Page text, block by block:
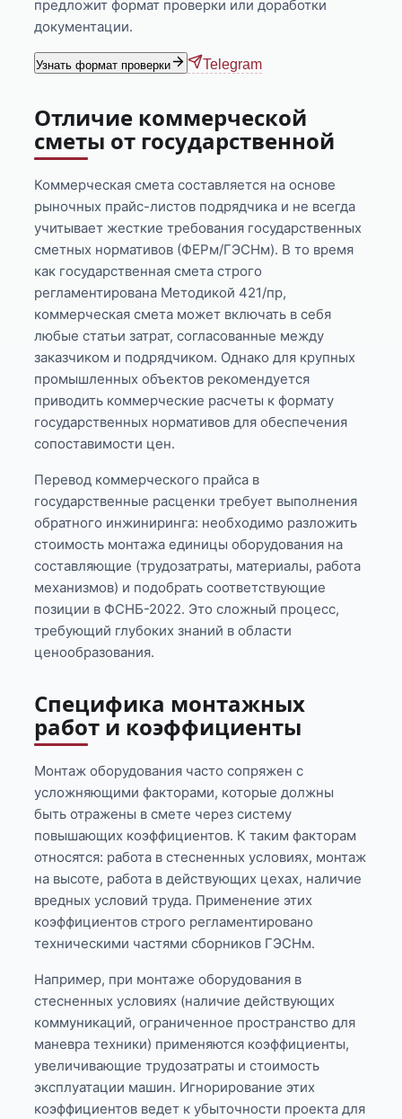
предложит формат проверки или доработки
документации.
Узнать формат проверки Telegram
Отличие коммерческой
сметы от государственной
Коммерческая смета составляется на основе
рыночных прайс-листов подрядчика и не всегда
учитывает жесткие требования государственных
сметных нормативов (ФЕРм/ГЭСНм). В то время
как государственная смета строго
регламентирована Методикой 421/пр,
коммерческая смета может включать в себя
любые статьи затрат, согласованные между
заказчиком и подрядчиком. Однако для крупных
промышленных объектов рекомендуется
приводить коммерческие расчеты к формату
государственных нормативов для обеспечения
сопоставимости цен.
Перевод коммерческого прайса в
государственные расценки требует выполнения
обратного инжиниринга: необходимо разложить
стоимость монтажа единицы оборудования на
составляющие (трудозатраты, материалы, работа
механизмов) и подобрать соответствующие
позиции в ФСНБ-2022. Это сложный процесс,
требующий глубоких знаний в области
ценообразования.
Специфика монтажных
работ и коэффициенты
Монтаж оборудования часто сопряжен с
усложняющими факторами, которые должны
быть отражены в смете через систему
повышающих коэффициентов. К таким факторам
относятся: работа в стесненных условиях, монтаж
на высоте, работа в действующих цехах, наличие
вредных условий труда. Применение этих
коэффициентов строго регламентировано
техническими частями сборников ГЭСНм.
Например, при монтаже оборудования в
стесненных условиях (наличие действующих
коммуникаций, ограниченное пространство для
маневра техники) применяются коэффициенты,
увеличивающие трудозатраты и стоимость
эксплуатации машин. Игнорирование этих
коэффициентов ведет к убыточности проекта для